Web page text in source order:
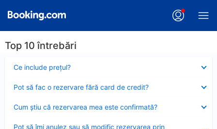
Top 10 întrebări
Ce include preţul?
închis
Pot să fac o rezervare fără card de credit?
închis
Cum ştiu că rezervarea mea este confirmată?
închis
Pot să îmi anulez sau să modific rezervarea prin